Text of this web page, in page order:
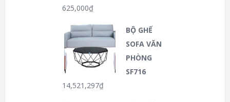
625,000₫
BỘ GHẾ
SOFA VĂN
PHÒNG
SF716
14,521,297₫